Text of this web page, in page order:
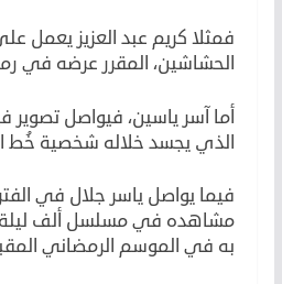
فمثلا كريم عبد العزيز يعمل
الحشاشين، المقرر عرضه في رمضان
أما آسر ياسين، فيواصل تصوير
الذي يجسد خلاله شخصية خُط
فيما يواصل ياسر جلال في
مشاهده في مسلسل ألف ليلة
به في الموسم الرمضاني المقبل